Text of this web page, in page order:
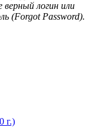
логин или
(Forgot Password).
г.)